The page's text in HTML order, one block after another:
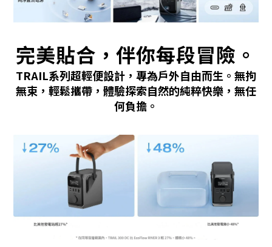
完美貼合，伴你每段冒險。
TRAIL系列超輕便設計，專為戶外自由而生。無拘
無束，輕鬆攜帶，體驗探索自然的純粹快樂，無任
何負擔。